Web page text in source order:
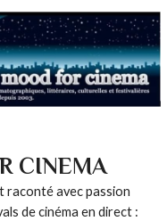
CINEMA
raconté avec passion
de cinéma en direct :